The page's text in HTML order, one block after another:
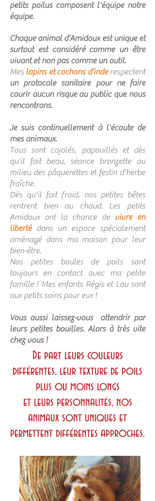
petits poilus composent l'équipe notre
équipe.
Chaque animal d’Amidoux est unique et
surtout est considéré comme un être
vivant et non pas comme un outil.
Mes lapins etcochons d’inde respectent
un protocole sanitaire pour ne faire
courir aucun risque au public que nous
rencontrons.
Je suis continuellement à l'écoute de
mes animaux.
Tous sont cajolés, papouillés et dès
qu'il fait beau, séance bronzette au
milieu des pâquerettes et festin d'herbe
fraîche.
Dès qu'il fait froid, nos petites bêtes
rentrent bien au chaud. Les petits
Amidoux ont la chance de vivre en
libertédans un espace spécialement
aménagé dans ma maison pour leur
bien-être.
Nos petites boules de poils sont
toujours en contact avec ma petite
famille ! Mes enfants Régis et Lou sont
aux petits soins pour eux !
Vous aussi laissez-vous attendrir par
leurs petites bouilles. Alors à très vite
chez vous !
De part leurs couleurs
différentes, leur texture de poils
plus ou moins longs
et leurs personnalités, nos
animaux sont uniques et
permettent différentes approches.